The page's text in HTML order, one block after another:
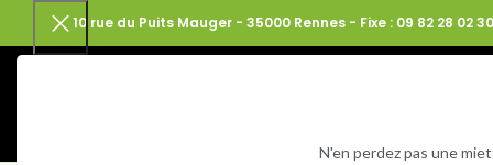
N'en perdez pas une
10 rue du Puits Mauger - 35000 Rennes - Fixe : 09 82 28 02